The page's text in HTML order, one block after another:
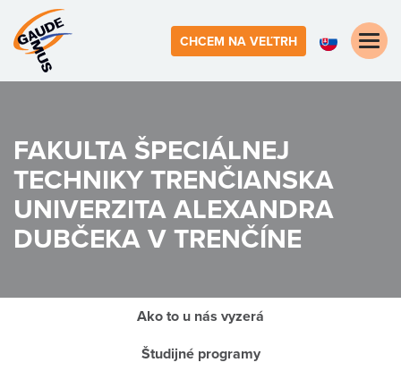
CHCEM NA VEĽTRH
Toggle
FAKULTA ŠPECIÁLNEJ
TECHNIKYTRENČIANSKA
UNIVERZITA ALEXANDRA
DUBČEKA V TRENČÍNE
Ako to u nás vyzerá
Študijné programy